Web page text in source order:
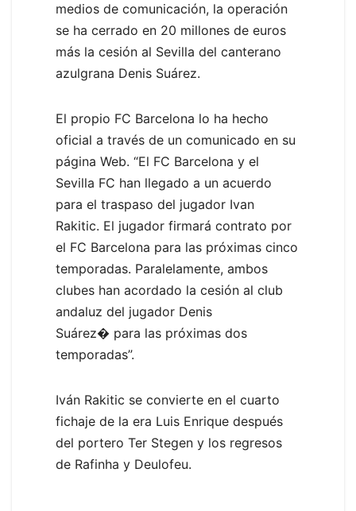
medios de comunicación, la operación
se ha cerrado en 20 millones de euros
más la cesión al Sevilla del canterano
azulgrana Denis Suárez.
El propio FC Barcelona lo ha hecho
oficial a través de un comunicado en su
página Web. “El FC Barcelona y el
Sevilla FC han llegado a un acuerdo
para el traspaso del jugador Ivan
Rakitic. El jugador firmará contrato por
el FC Barcelona para las próximas cinco
temporadas. Paralelamente, ambos
clubes han acordado la cesión al club
andaluz del jugador Denis
Suárez� para las próximas dos
temporadas”.
Iván Rakitic se convierte en el cuarto
fichaje de la era Luis Enrique después
del portero Ter Stegen y los regresos
de Rafinha y Deulofeu.